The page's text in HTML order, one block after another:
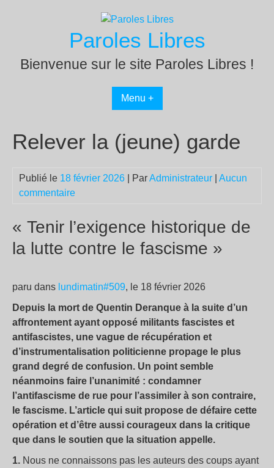
Paroles Libres
Bienvenue sur le site Paroles Libres !
Menu +
Relever la (jeune) garde
Publié le 18 février 2026 | ParAdministrateur
Aucun
commentaire
« Tenir l’exigence historique de
la lutte contre le fascisme »
paru dans lundimatin#509, le 18 février 2026
Depuis la mort de Quentin Deranque à la suite d’un
affrontement ayant opposé militants fascistes et
antifascistes, une vague de récupération et
d’instrumentalisation politicienne propage le plus
grand degré de confusion. Un point semble
néanmoins faire l’unanimité : condamner
l’antifascisme de rue pour l’assimiler à son contraire,
le fascisme. L’article qui suit propose de défaire cette
opération et d’être aussi courageux dans la critique
que dans le soutien que la situation appelle.
1. Nous ne connaissons pas les auteurs des coups ayant